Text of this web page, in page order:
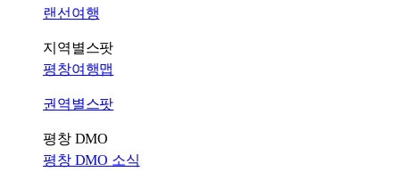
랜선여행
지역별스팟
평창여행맵
권역별스팟
평창 DMO
평창 DMO 소식